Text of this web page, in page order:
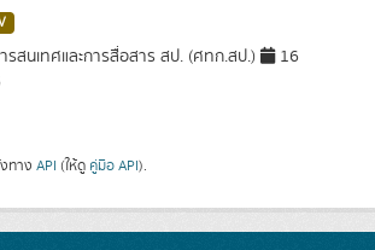
รสนเทศและการสื่อสาร สป. (ศทก.สป.)
16
ทาง API (ให้ดู คู่มือ API).